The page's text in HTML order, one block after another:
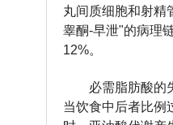
丸间质细胞和射精
睾酮-早泄"的病理
12%。
必需脂肪酸的
当饮食中后者比例